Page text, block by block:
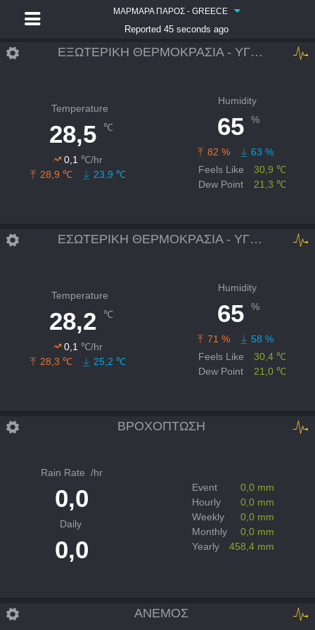
ΜΑΡΜΑΡΑ ΠΑΡΟΣ - GREECE
Reported 45 seconds ago
ΕΞΩΤΕΡΙΚΗ ΘΕΡΜΟΚΡΑΣΙΑ - ΥΓΡΑΣΙΑ
Temperature
28,5 ℃
0,1 ℃/hr
28,9 ℃
23,9 ℃
Humidity
65 %
82 %
63 %
Feels Like
30,9 ℃
Dew Point
21,3 ℃
ΕΣΩΤΕΡΙΚΗ ΘΕΡΜΟΚΡΑΣΙΑ - ΥΓΡΑΣΙΑ
Temperature
28,2 ℃
0,1 ℃/hr
28,3 ℃
25,2 ℃
Humidity
65 %
71 %
58 %
Feels Like
30,4 ℃
Dew Point
21,0 ℃
ΒΡΟΧΟΠΤΩΣΗ
Rain Rate /hr
0,0
Daily
0,0
Event
0,0 mm
Hourly
0,0 mm
Weekly
0,0 mm
Monthly
0,0 mm
Yearly
458,4 mm
ΑΝΕΜΟΣ